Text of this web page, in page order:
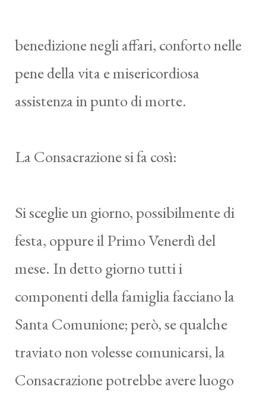
benedizione negli affari, conforto nelle
pene della vita e misericordiosa
assistenza in punto di morte.
La Consacrazione si fa così:
Si sceglie un giorno, possibilmente di
festa, oppure il Primo Venerdì del
mese. In detto giorno tutti i
componenti della famiglia facciano la
Santa Comunione; però, se qualche
traviato non volesse comunicarsi, la
Consacrazione potrebbe avere luogo